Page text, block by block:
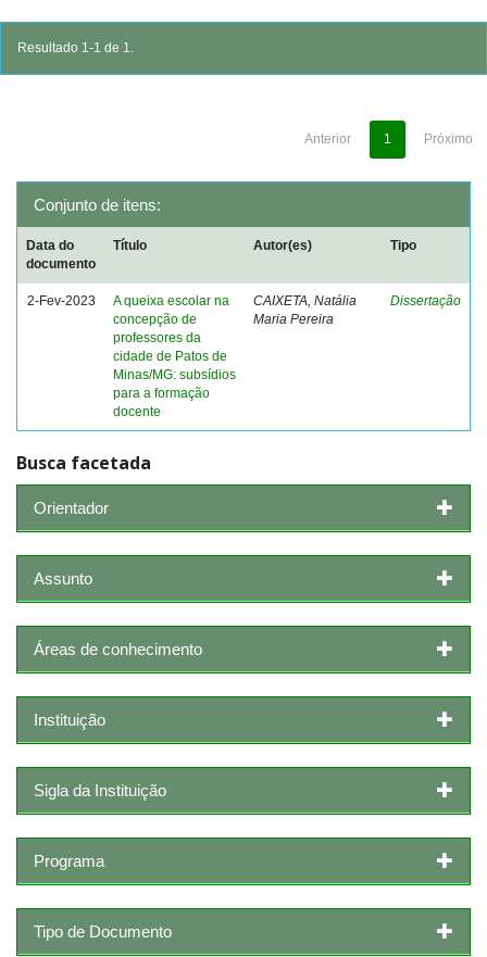
Resultado 1-1 de 1.
Anterior 1 Próximo
Conjunto de itens:
Data do
documento
Título Autor(es) Tipo
2-Fev-2023
A queixa escolar na
concepção de
professores da
cidade de Patos de
Minas/MG: subsídios
para a formação
docente
CAIXETA, Natália
Maria Pereira
Dissertação
Busca facetada
Orientador
Assunto
Áreas de conhecimento
Instituição
Sigla da Instituição
Programa
Tipo de Documento